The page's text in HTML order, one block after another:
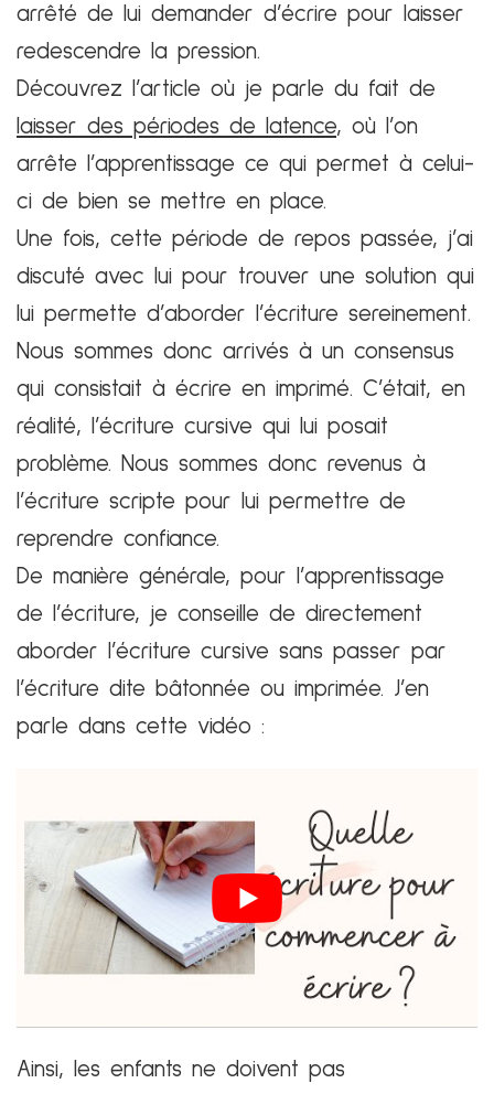
arrêté de lui demander d’écrire pour laisser
redescendre la pression.
Découvrez l’article où je parle du fait de
laisser des périodes de latence, où l’on
arrête l’apprentissage ce qui permet à celui-
ci de bien se mettre en place.
Une fois, cette période de repos passée, j’ai
discuté avec lui pour trouver une solution qui
lui permette d’aborder l’écriture sereinement.
Nous sommes donc arrivés à un consensus
qui consistait à écrire en imprimé. C’était, en
réalité, l’écriture cursive qui lui posait
problème. Nous sommes donc revenus à
l’écriture scripte pour lui permettre de
reprendre confiance.
De manière générale, pour l’apprentissage
de l’écriture, je conseille de directement
aborder l’écriture cursive sans passer par
l’écriture dite bâtonnée ou imprimée. J’en
parle dans cette vidéo :
Ainsi, les enfants ne doivent pas